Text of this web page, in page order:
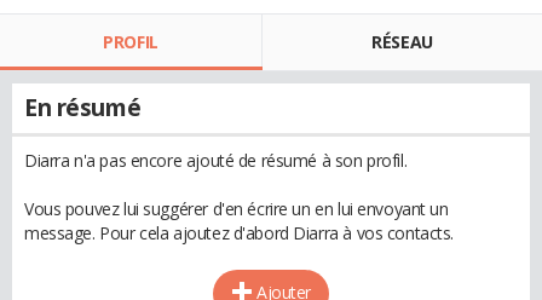
PROFIL RÉSEAU
En résumé
Diarra n'a pas encore ajouté de résumé à son profil.
Vous pouvez lui suggérer d'en écrire un en lui envoyant un
message. Pour cela ajoutez d'abord Diarra à vos contacts.
Ajouter